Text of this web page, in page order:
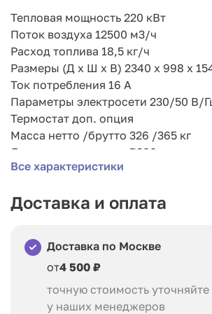
Тепловая мощность 220 кВт
Поток воздуха 12500 м3/ч
Расход топлива 18,5 кг/ч
Размеры (Д x Ш x В) 2340 x 998 x
Ток потребления 16 A
Параметры электросети 230/50 В/
Термостат доп. опция
Масса нетто /брутто 326 /365 кг
Диаметр газоотвода Ø200 мм
Диаметр сопла Ø4x320, 1x700 мм
Топливный бак доп. опция
Электрическая мощность 3,68 кВт
Описание модели:
Пушка Мастер комплектуется
Все характеристики
Доставка и оплата
Доставка по Москве
от4 500 ₽
точную стоимость
у наших менеджеров